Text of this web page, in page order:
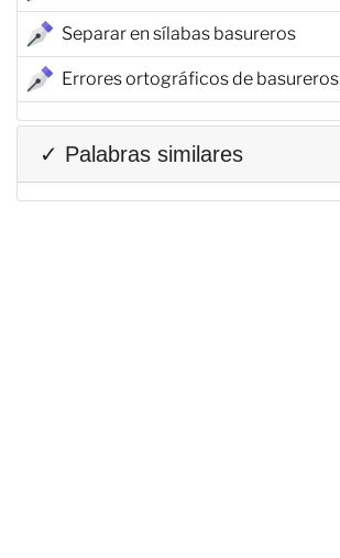
Separar en sílabas basureros
Errores ortográficos de basureros
✓ Palabras similares